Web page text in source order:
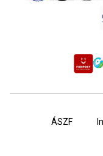
ÁSZF